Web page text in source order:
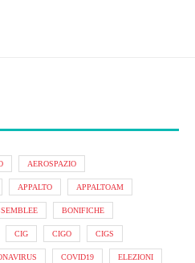
AEROSPAZIO
APPALTO APPALTOAM
BONIFICHE
CIG CIGO CIGS
COVID19 ELEZIONI